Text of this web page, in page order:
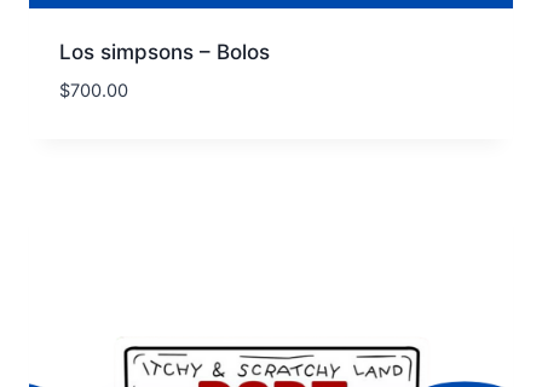
Los simpsons – Bolos
$700.00